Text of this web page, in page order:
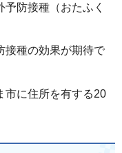
防接種（おたふく
接種の効果が期待で
市に住所を有する20